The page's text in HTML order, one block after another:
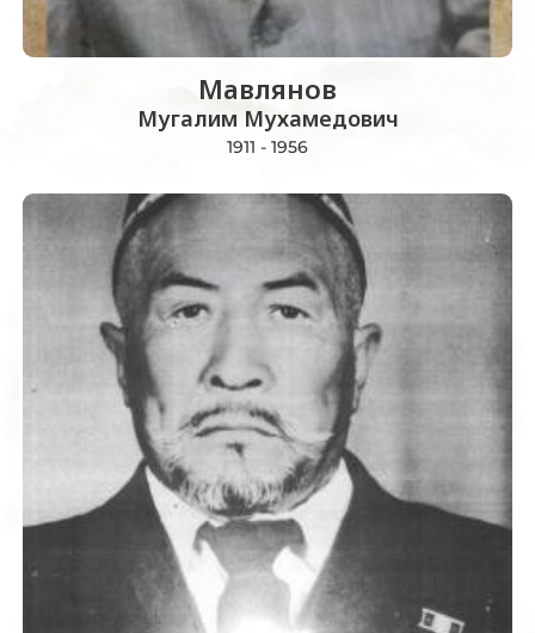
Мавлянов
Мугалим Мухамедович
1911 - 1956